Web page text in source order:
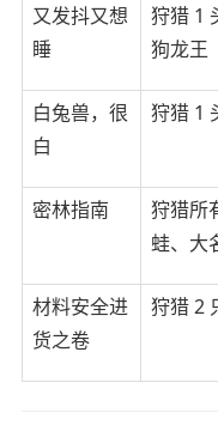
又发抖又想
睡
狩猎 1
狗龙王
白兔兽，很
白
狩猎 1
密林指南
狩猎所
蛙、大
材料安全进
货之卷
狩猎 2